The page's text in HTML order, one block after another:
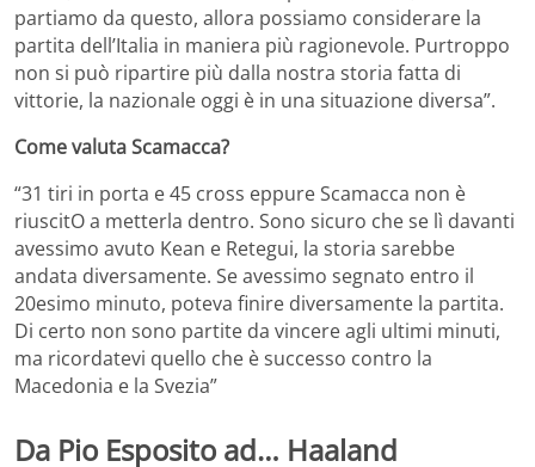
partiamo da questo, allora possiamo considerare la
partita dell’Italia in maniera più ragionevole. Purtroppo
non si può ripartire più dalla nostra storia fatta di
vittorie, la nazionale oggi è in una situazione diversa”.
Come valuta Scamacca?
“31 tiri in porta e 45 cross eppure Scamacca non è
riuscitO a metterla dentro. Sono sicuro che se lì davanti
avessimo avuto Kean e Retegui, la storia sarebbe
andata diversamente. Se avessimo segnato entro il
20esimo minuto, poteva finire diversamente la partita.
Di certo non sono partite da vincere agli ultimi minuti,
ma ricordatevi quello che è successo contro la
Macedonia e la Svezia”
Da Pio Esposito ad… Haaland